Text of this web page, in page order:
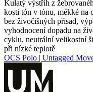
Kulatý výstřih z
kosti tón v tónu, měkké na
bez živočišných přísad,
vyhodnocení dopadu na
cyklu, neutrální velikostní
při nízké teplotě
OCS Polo | Untagged